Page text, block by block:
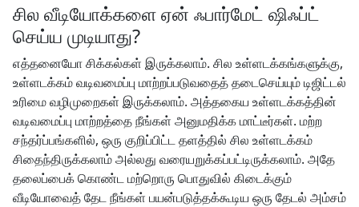
சில வீடியோக்களை ஏன் ஃபார்மேட் ஷிஃப்ட்
செய்ய முடியாது?
எத்தனையோ சிக்கல்கள் இருக்கலாம். சில உள்ளடக்கங்களுக்கு,
உள்ளடக்கம் வடிவமைப்பு மாற்றப்படுவதைத் தடைசெய்யும் டிஜிட்டல்
உரிமை வழிமுறைகள் இருக்கலாம். அத்தகைய உள்ளடக்கத்தின்
வடிவமைப்பு மாற்றத்தை நீங்கள் அனுமதிக்க மாட்டீர்கள். மற்ற
சந்தர்ப்பங்களில், ஒரு குறிப்பிட்ட தளத்தில் சில உள்ளடக்கம்
சிதைந்திருக்கலாம் அல்லது வரையறுக்கப்பட்டிருக்கலாம். அதே
தலைப்பைக் கொண்ட மற்றொரு பொதுவில் கிடைக்கும்
வீடியோவைத் தேட நீங்கள் பயன்படுத்தக்கூடிய ஒரு தேடல் அம்சம்